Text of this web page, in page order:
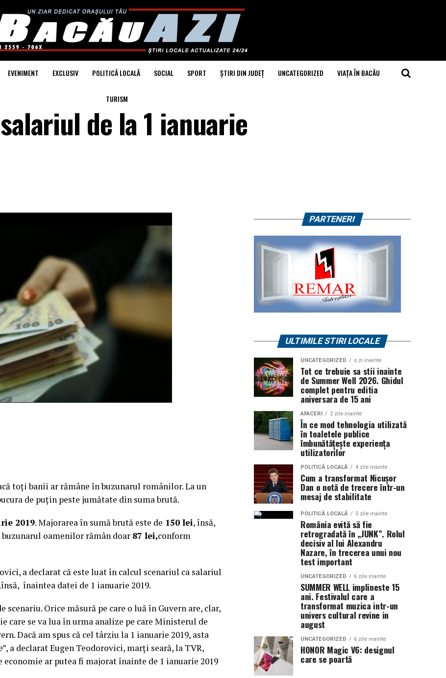
EVENIMENT EXCLUSIV POLITICĂ LOCALĂ SOCIAL SPORT ȘTIRI DIN JUDEȚ UNCATEGORIZED VIAȚA ÎN BACĂU
TURISM
de la 1 ianuarie
toţi banii ar rămâne în buzunarul românilor. La un
de puţin peste jumătate din suma brută.
2019. Majorarea în sumă brută este de 150 lei, însă,
oamenilor rămân doar 87 lei,conform
a declarat că este luat în calcul scenariul ca salariul
înaintea datei de 1 ianuarie 2019.
Orice măsură pe care o luă în Guvern are, clar,
care se va lua în urma analize pe care Ministerul de
Dacă am spus că cel târziu la 1 ianuarie 2019, asta
a declarat Eugen Teodorovici, marţi seară, la TVR,
ar putea fi majorat înainte de 1 ianuarie 2019
PARTENERI
ULTIMILE STIRI LOCALE
UNCATEGORIZED o zi inainte
Tot ce trebuie sa stii inainte
de Summer Well 2026. Ghidul
complet pentru editia
aniversara de 15 ani
AFACERI 2 zile inainte
În ce mod tehnologia utilizată
în toaletele publice
îmbunătățește experiența
utilizatorilor
POLITICĂ LOCALĂ 4 zile inainte
Cum a transformat Nicușor
Dan o notă de trecere într-un
mesaj de stabilitate
POLITICĂ LOCALĂ 5 zile inainte
România evită să fie
retrogradată în „JUNK”. Rolul
decisiv al lui Alexandru
Nazare, în trecerea unui nou
test important
UNCATEGORIZED 6 zile inainte
SUMMER WELL implineste 15
ani. Festivalul care a
transformat muzica intr-un
univers cultural revine in
august
UNCATEGORIZED 6 zile inainte
HONOR Magic V6: designul
care se poartă